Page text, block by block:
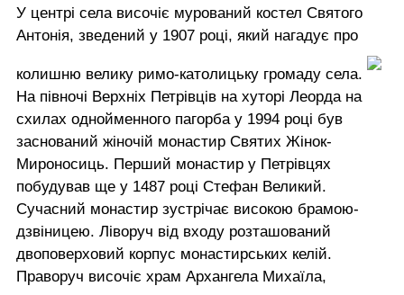
У центрі села височіє мурований костел Святого
Антонія, зведений у 1907 році, який нагадує про
колишню велику римо-католицьку громаду села.
На півночі Верхніх Петрівців на хуторі Леорда на
схилах однойменного пагорба у 1994 році був
заснований жіночій монастир Святих Жінок-
Мироносиць. Перший монастир у Петрівцях
побудував ще у 1487 році Стефан Великий.
Сучасний монастир зустрічає високою брамою-
дзвіницею. Ліворуч від входу розташований
двоповерховий корпус монастирських келій.
Праворуч височіє храм Архангела Михаїла,